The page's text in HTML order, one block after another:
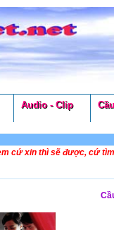
Audio - Clip
cứ xin thì sẽ được, cứ